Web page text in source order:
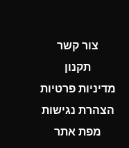
צור קשר
תקנון
מדיניות פרטיות
הצהרת נגישות
מפת אתר